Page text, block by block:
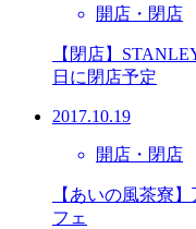
開店・閉店
【閉店】
日に閉店予定
2017.10.19
開店・閉店
【あいの風茶寮
フェ